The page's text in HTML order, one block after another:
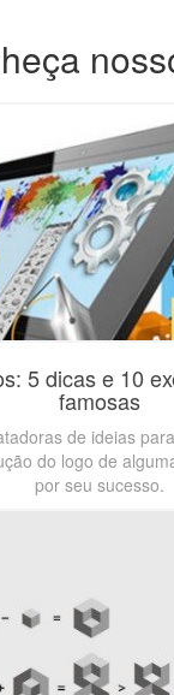
5 dicas e 10
famosas
de ideias
do logo de
por seu sucesso.